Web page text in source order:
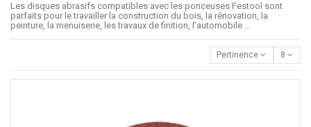
Les disques abrasifs compatibles avec les ponceuses Festool sont
parfaits pour le travailler la construction du bois, la rénovation, la
peinture, la menuiserie, les travaux de finition, l'automobile ...
Pertinence 8